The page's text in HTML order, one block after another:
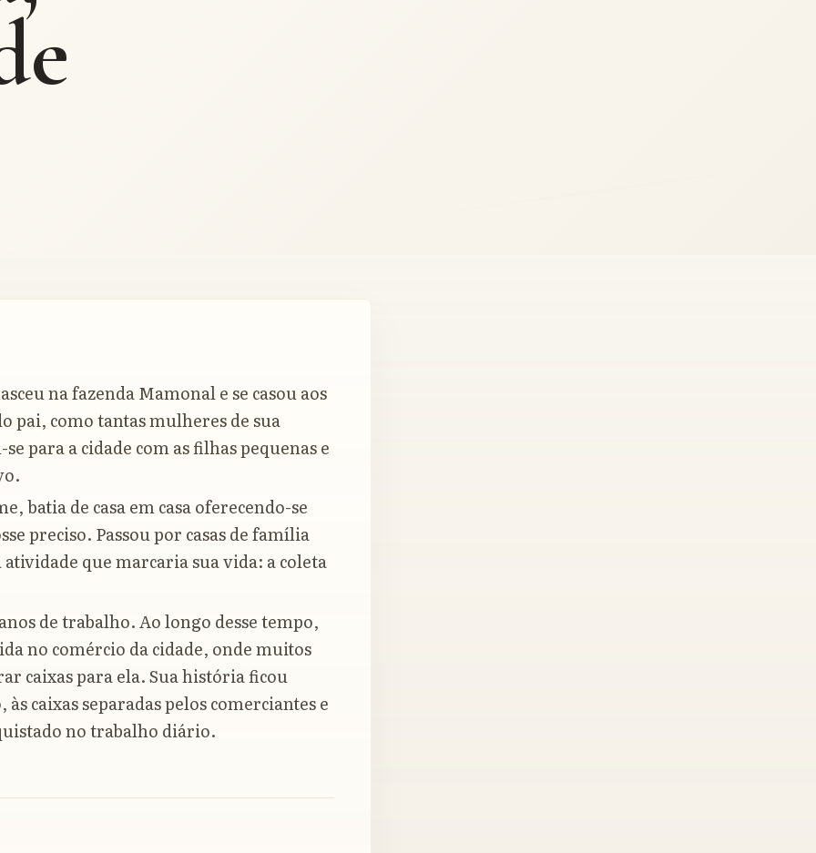
na fazenda Mamonal e se casou aos
pai, como tantas mulheres de sua
para a cidade com as filhas pequenas e
batia de casa em casa oferecendo-se
preciso. Passou por casas de família
atividade que marcaria sua vida: a coleta
de trabalho. Ao longo desse tempo,
no comércio da cidade, onde muitos
caixas para ela. Sua história ficou
caixas separadas pelos comerciantes e
no trabalho diário.